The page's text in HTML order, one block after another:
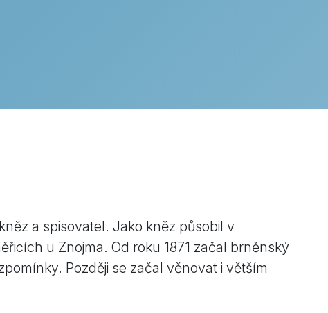
a spisovatel. Jako kněz působil v
u Znojma. Od roku 1871 začal brněnský
Později se začal věnovat i větším